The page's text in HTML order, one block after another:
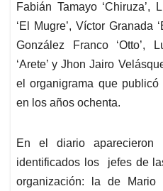
Fabián Tamayo ‘Chiruza’,
‘El Mugre’, Víctor Granada
González Franco ‘Otto’,
‘Arete’ y Jhon Jairo
el organigrama que
en los años ochenta.
En el diario aparecieron
identificados los jefes de
organización: la de Mario